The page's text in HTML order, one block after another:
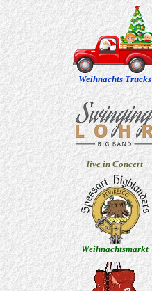
Weihnachts Trucks
live in Concert
Weihnachtsmarkt